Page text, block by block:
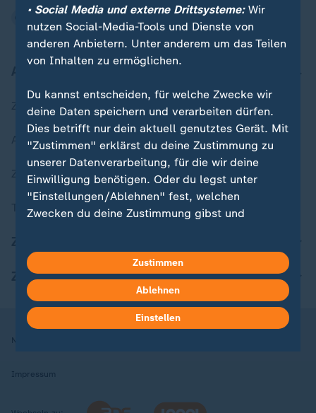
Zuletzt veröffentlicht
Aktuelle Sendungs-Videos
ZDFheute Stories
Themen im Überblick
ZDFheute Apps
Nutzungsbedingungen
Impressum
• Social Media und externe Drittsysteme:Wir
nutzen Social-Media-Tools und Dienste von
anderen Anbietern. Unter anderem um das Teilen
von Inhalten zu ermöglichen.
Du kannst entscheiden, für welche Zwecke wir
deine Daten speichern und verarbeiten dürfen.
Dies betrifft nur dein aktuell genutztes Gerät. Mit
"Zustimmen" erklärst du deine Zustimmung zu
unserer Datenverarbeitung, für die wir deine
Einwilligung benötigen. Oder du legst unter
"Einstellungen/Ablehnen" fest, welchen
Zwecken du deine Zustimmung gibst und
in deinen Einstellungen widerrufen oder ändern.
Hier findest du das Impressum.
Weitere Informationen findest du in unserer
Datenschutzerklärung.
Zustimmen
Ablehnen
Einstellen